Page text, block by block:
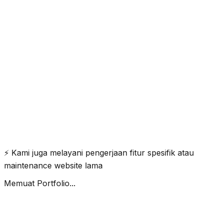
⚡ Kami juga melayani pengerjaan fitur spesifik atau
maintenance website lama
Memuat Portfolio...